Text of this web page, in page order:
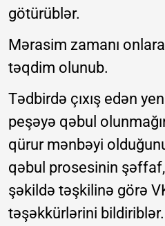
götürüblər.
Mərasim zamanı
təqdim olunub.
Tədbirdə çıxış edən
peşəyə qəbul
qürur mənbəyi
qəbul prosesinin şəffaf,
şəkildə təşkilinə görə
təşəkkürlərini bildiriblər.